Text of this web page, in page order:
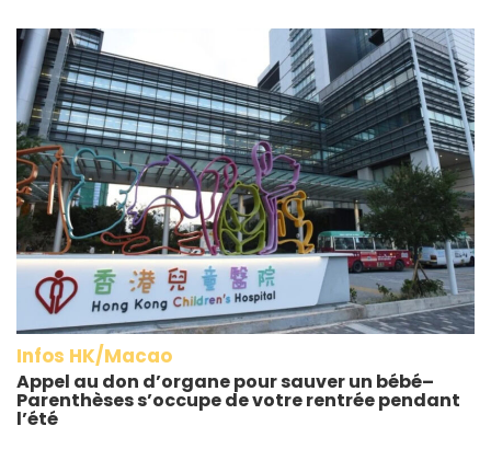
Infos HK/Macao
Appel au don d’organe pour sauver un bébé–
Parenthèses s’occupe de votre rentrée pendant
l’été